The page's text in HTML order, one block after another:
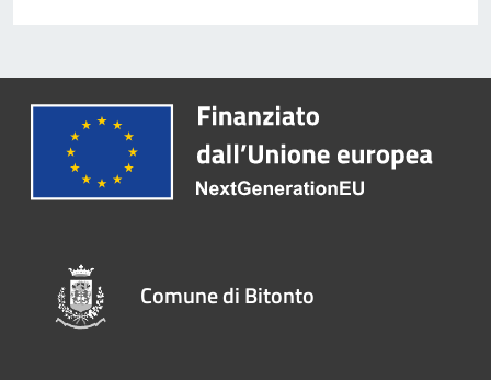
Comune di Bitonto